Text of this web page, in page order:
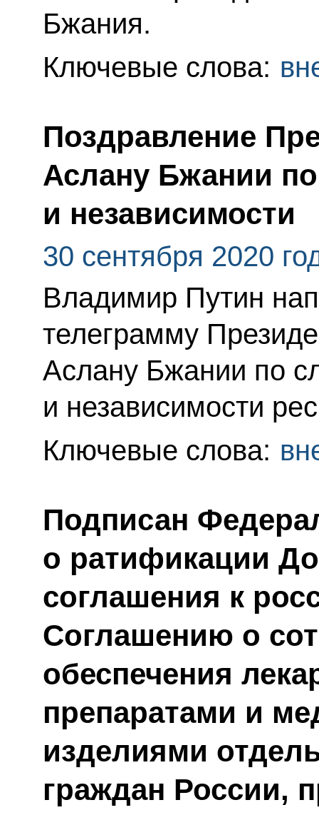
Бжания.
Ключевые слова:
Поздравление
Аслану Бжании
и независимости
30 сентября 2020
Владимир Путин
телеграмму
Аслану Бжании по
и независимости
Ключевые слова:
Подписан
о ратификации
соглашения к
Соглашению о
обеспечения
препаратами и
изделиями
граждан России,